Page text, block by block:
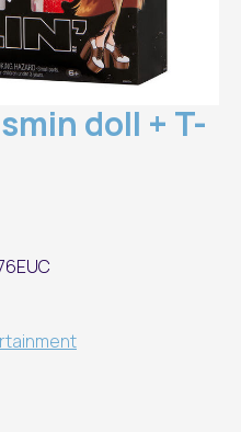
doll + T-